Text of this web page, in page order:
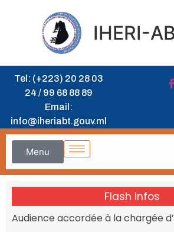
IHERI-
Tel: (+223) 20 28 03
24 / 99 68 88 89
Email:
info@iheriabt.gouv.ml
Menu
Flash infos